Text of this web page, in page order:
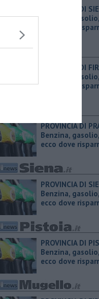
PROVINCIA DI
Benzina,
ecco dove
PROVINCIA DI
Benzina,
ecco dove
PROVINCIA DI
Benzina,
ecco dove
PROVINCIA DI
Benzina,
ecco dove
PROVINCIA DI
Benzina,
ecco dove